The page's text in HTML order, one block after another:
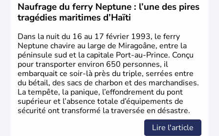
Naufrage du ferry Neptune : l’une des pires
tragédies maritimes d’Haïti
Dans la nuit du 16 au 17 février 1993, le ferry
Neptune chavire au large de Miragoâne, entre la
péninsule sud et la capitale Port-au-Prince. Conçu
pour transporter environ 650 personnes, il
embarquait ce soir-là près du triple, serrées entre
du bétail, des sacs de charbon et des marchandises.
La tempête, la panique, l’effondrement du pont
supérieur et l’absence totale d’équipements de
sécurité ont transformé la traversée en désastre.
Lire l'article